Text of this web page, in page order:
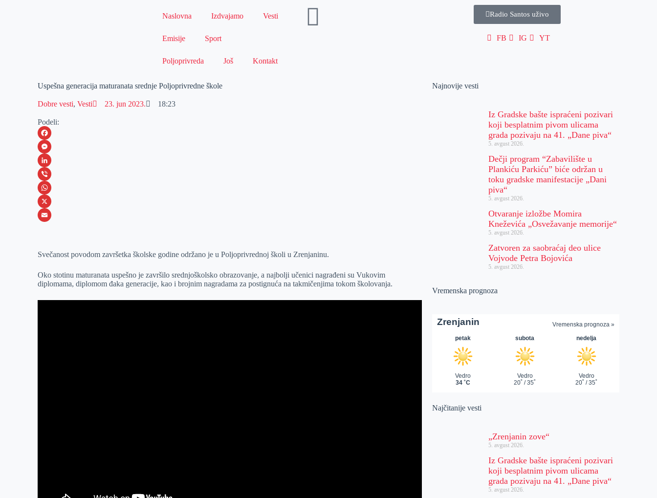
Naslovna Izdvajamo Vesti
Emisije Sport
Poljoprivreda Još Kontakt
Radio Santos uživo
FB IG YT
Uspešna generacija maturanata srednje Poljoprivredne škole
Dobre vesti,Vesti 23. jun 2023. 18:23
Podeli:
F
a
c
e
b
o
M
e
s
s
e
e
L
i
n
k
I
V
i
b
W
h
s
p
X
a
l
Svečanost povodom završetka školske godine održano je u Poljoprivrednoj školi u Zrenjaninu.
Oko stotinu maturanata uspešno je završilo srednjoškolsko obrazovanje, a najbolji učenici nagrađeni su Vukovim
diplomama, diplomom đaka generacije, kao i brojnim nagradama za postignuća na takmičenjima tokom školovanja.
Najnovije vesti
Iz Gradske bašte ispraćeni pozivari
koji besplatnim pivom ulicama
grada pozivaju na 41. „Dane piva“
5. avgust 2026.
Dečji program “Zabavilište u
Plankiću Parkiću” biće održan u
toku gradske manifestacije „Dani
piva“
5. avgust 2026.
Otvaranje izložbe Momira
Kneževića „Osvežavanje memorije“
5. avgust 2026.
Zatvoren za saobraćaj deo ulice
Vojvode Petra Bojovića
5. avgust 2026.
Vremenska prognoza
Najčitanije vesti
„Zrenjanin zove“
5. avgust 2026.
Iz Gradske bašte ispraćeni pozivari
koji besplatnim pivom ulicama
grada pozivaju na 41. „Dane piva“
5. avgust 2026.